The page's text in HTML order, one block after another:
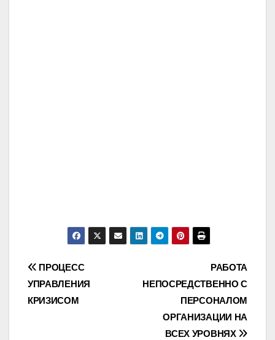
Post
navigation
РАБОТА
НЕПОСРЕДСТВЕННО С
ПЕРСОНАЛОМ
ОРГАНИЗАЦИИ НА
ВСЕХ УРОВНЯХ
ПРОЦЕСС
УПРАВЛЕНИЯ
КРИЗИСОМ